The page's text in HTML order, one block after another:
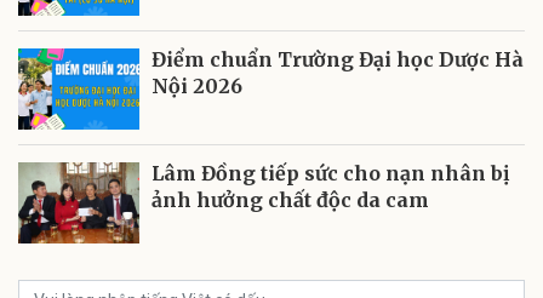
Điểm chuẩn Trường Đại học Dược Hà
Nội 2026
Lâm Đồng tiếp sức cho nạn nhân bị
ảnh hưởng chất độc da cam